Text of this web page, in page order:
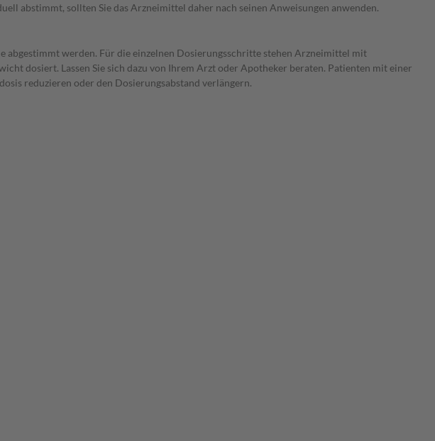
abstimmt, sollten Sie das Arzneimittel daher nach seinen Anweisungen anwenden.
abgestimmt werden. Für die einzelnen Dosierungsschritte stehen Arzneimittel mit
dosiert. Lassen Sie sich dazu von Ihrem Arzt oder Apotheker beraten. Patienten mit einer
reduzieren oder den Dosierungsabstand verlängern.